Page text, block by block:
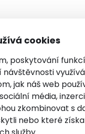
cookies
poskytování funkcí
jak náš web
média,
zkombinovat s
nebo které